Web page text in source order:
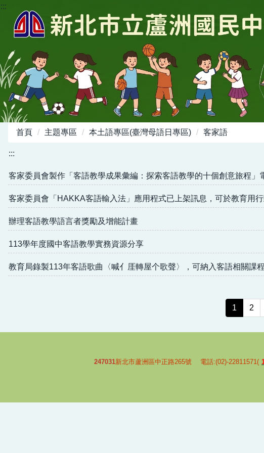
跳
內
容
區
:::
首頁 主題專區 本土語專區(臺灣母語日專區) 客家語
:::
客家委員會製作「客語教學成果彙編：探索客語教學的十個創意旅程」
客家委員會「HAKKA客語輸入法」應用程式已上架訊息，可於教育用行
辦理客語教學語言者獎勵及增能計畫
113學年度國中客語教學實務資源分享
教育局錄製113年客語歌曲〈喊亻厓轉屋个歌聲〉，可納入客語相關課
1 2
247031新北市蘆洲區中正路265號 電話:(02)-22811571(